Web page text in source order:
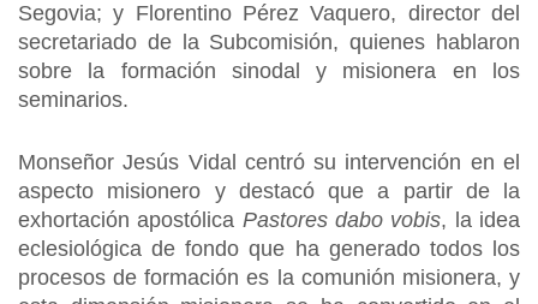
Segovia; y Florentino Pérez Vaquero, director del
secretariado de la Subcomisión, quienes hablaron
sobre la formación sinodal y misionera en los
seminarios.
Monseñor Jesús Vidal centró su intervención en el
aspecto misionero y destacó que a partir de la
exhortación apostólica Pastores dabo vobis, la idea
eclesiológica de fondo que ha generado todos los
procesos de formación es la comunión misionera, y